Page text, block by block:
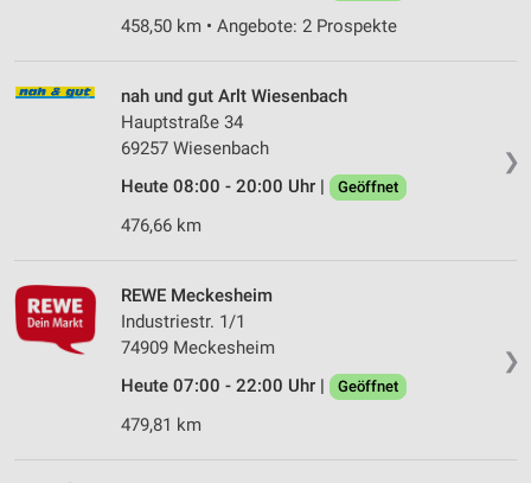
458,50 km • Angebote: 2 Prospekte
❯
nah und gut Arlt Wiesenbach
Hauptstraße 34
69257 Wiesenbach
Heute 08:00 - 20:00 Uhr |
Geöffnet
476,66 km
❯
REWE Meckesheim
Industriestr. 1/1
74909 Meckesheim
Heute 07:00 - 22:00 Uhr |
Geöffnet
479,81 km